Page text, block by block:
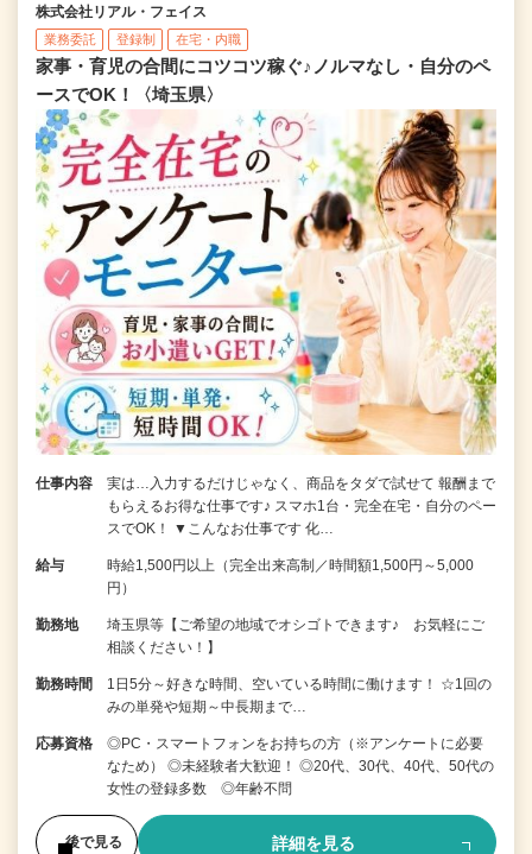
株式会社リアル・フェイス
業務委託 登録制 在宅・内職
家事・育児の合間にコツコツ稼ぐ♪ノルマなし・自分のペ
ースでOK！〈埼玉県〉
仕事内容
実は…入力するだけじゃなく、商品をタダで試せて 報酬まで
もらえるお得な仕事です♪ スマホ1台・完全在宅・自分のペー
スでOK！ ▼こんなお仕事です 化…
給与
時給1,500円以上（完全出来高制／時間額1,500円～5,000
円）
勤務地
埼玉県等【ご希望の地域でオシゴトできます♪ お気軽にご
相談ください！】
勤務時間
1日5分～好きな時間、空いている時間に働けます！ ☆1回の
みの単発や短期～中長期まで…
応募資格
◎PC・スマートフォンをお持ちの方（※アンケートに必要
なため） ◎未経験者大歓迎！ ◎20代、30代、40代、50代の
女性の登録多数 ◎年齢不問
後で見る 詳細を見る